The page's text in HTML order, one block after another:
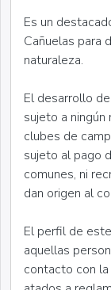
Es un
Cañuelas para
naturaleza.
El desarrollo
sujeto a
clubes de
sujeto al pago
comunes, ni
dan origen al
El perfil de
aquellas
contacto con